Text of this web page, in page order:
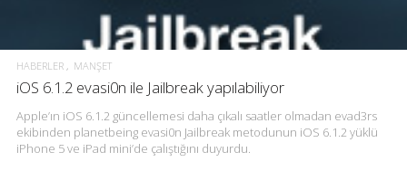
HABERLER MANŞET
iOS 6.1.2 evasi0n ile Jailbreak yapılabiliyor
Apple’ın iOS 6.1.2 güncellemesi daha çıkalı saatler olmadan evad3rs
ekibinden planetbeing evasi0n Jailbreak metodunun iOS 6.1.2 yüklü
iPhone 5 ve iPad mini’de çalıştığını duyurdu.